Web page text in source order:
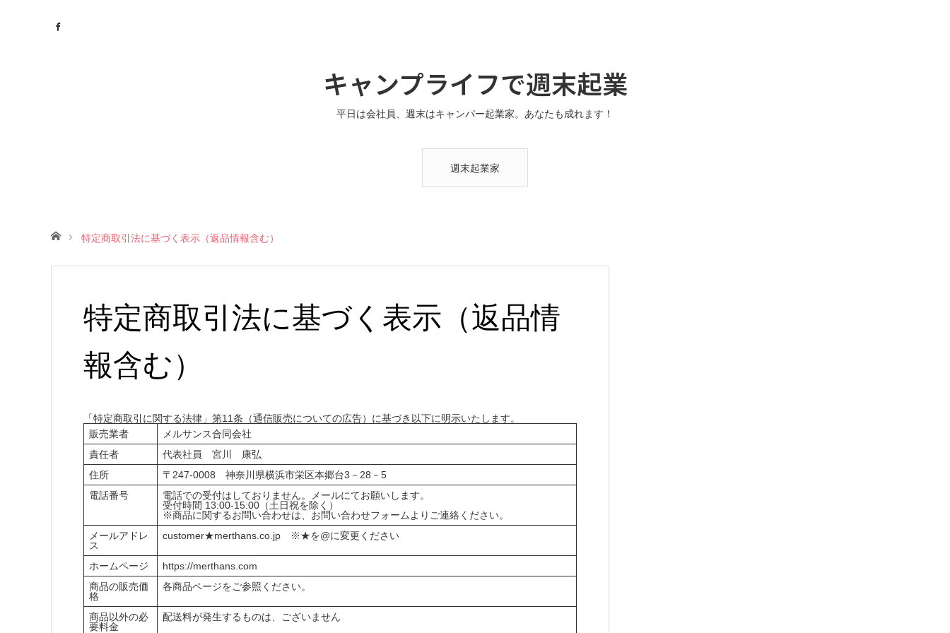
キャンプライフで週末起業
平日は会社員、週末はキャンパー起業家。あなたも成れます！
週末起業家
ホーム特定商取引法に基づく表示（返品情報含む）
特定商取引法に基づく表示（返品情
報含む）
「特定商取引に関する法律」第11条（通信販売についての広告）に基づき以下に明示いたします。
販売業者
メルサンス合同会社
責任者
代表社員 宮川 康弘
住所
〒247-0008 神奈川県横浜市栄区本郷台3－28－5
電話番号
電話での受付はしておりません。メールにてお願いします。
受付時間 13:00-15:00（土日祝を除く）
※商品に関するお問い合わせは、お問い合わせフォームよりご連絡ください。
メールアドレ
ス
customer★merthans.co.jp ※★を@に変更ください
ホームページ
https://merthans.com
商品の販売価
格
各商品ページをご参照ください。
商品以外の必
要料金
配送料が発生するものは、ございません